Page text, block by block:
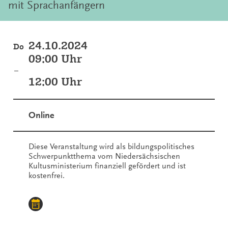
mit Sprachanfängern
Do 24.10.2024
09:00 Uhr
–
12:00 Uhr
Online
Diese Veranstaltung wird als bildungspolitisches
Schwerpunktthema vom Niedersächsischen
Kultusministerium finanziell gefördert und ist
kostenfrei.